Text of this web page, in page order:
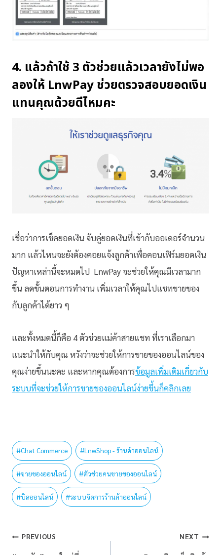
4. แล้วถ้าใช้ 3 ตัวช่วยแล้วเวลายังไม่พอ
ลองให้ LnwPayช่วยตรวจสอบยอดเงิน
แทนคุณด้วยดีไหมคะ
เชื่อว่าการเช็คยอดเงิน จับคู่ยอดเงินที่เข้ากับออเดอร์จำนวน
มาก แล้วไหนจะยังต้องคอยแจ้งลูกค้าเพื่อคอนเฟิร์มยอดเงิน
ปัญหาเหล่านี้จะหมดไป LnwPay จะช่วยให้คุณมีเวลามาก
ขึ้น ลดขั้นตอนการทำงาน เพิ่มเวลาให้คุณไปแชทขายของ
กับลูกค้าได้ยาว ๆ
และทั้งหมดนี้ก็คือ 4 ตัวช่วยแม่ค้าสายแชท ที่เราเลือกมา
แนะนำให้กับคุณ หวังว่าจะช่วยให้การขายของออนไลน์ของ
คุณง่ายขึ้นนะคะ และหากคุณต้องการข้อมูลเพิ่มเติมเกี่ยวกับ
ระบบที่จะช่วยให้การขายของออนไลน์ง่ายขึ้นก็คลิกเลย
#Chat Commerce #LnwShop - ร้านค้าออนไลน์
#ขายของออนไลน์ #ตัวช่วยคนขายของออนไลน์
#บิลออนไลน์ #ระบบจัดการร้านค้าออนไลน์
PREVIOUS NEXT